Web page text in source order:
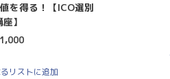
を得る！【ICO選別
】
リストに追加